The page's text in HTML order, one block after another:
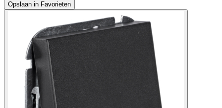
Opslaan in Favorieten